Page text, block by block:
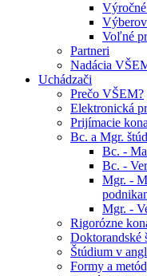
Voľné
Partneri
Nadácia
Uchádzači
Prečo VŠEM?
Elektronická
Prijímacie
Bc. a Mgr.
Bc. -
Bc. -
Mgr. -
Mgr. -
Rigorózne
Doktorandské
Štúdium v
Formy a